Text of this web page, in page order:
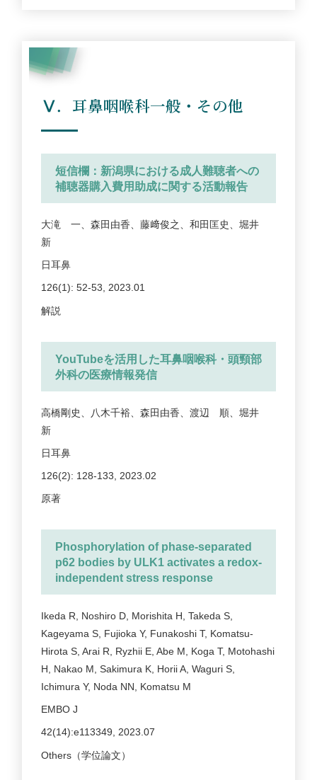
Ⅴ．耳鼻咽喉科一般・その他
短信欄：新潟県における成人難聴者への
補聴器購入費用助成に関する活動報告
大滝 一、森田由香、藤﨑俊之、和田匡史、堀井
新
日耳鼻
126(1): 52-53, 2023.01
解説
YouTubeを活用した耳鼻咽喉科・頭頸部
外科の医療情報発信
高橋剛史、八木千裕、森田由香、渡辺 順、堀井
新
日耳鼻
126(2): 128-133, 2023.02
原著
Phosphorylation of phase-separated
p62 bodies by ULK1 activates a redox-
independent stress response
Ikeda R, Noshiro D, Morishita H, Takeda S,
Kageyama S, Fujioka Y, Funakoshi T, Komatsu-
Hirota S, Arai R, Ryzhii E, Abe M, Koga T, Motohashi
H, Nakao M, Sakimura K, Horii A, Waguri S,
Ichimura Y, Noda NN, Komatsu M
EMBO J
42(14):e113349, 2023.07
Others（学位論文）